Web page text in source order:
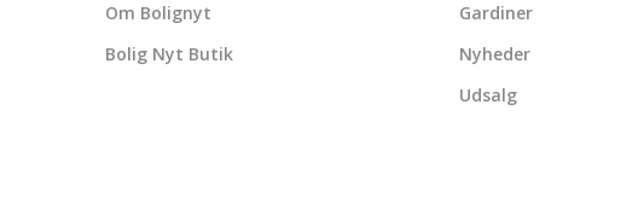
Om Bolignyt
Bolig Nyt Butik
Gardiner
Nyheder
Udsalg